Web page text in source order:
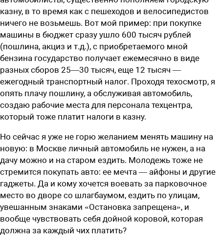
казну, в то время как с пешеходов и велосипедистов
ничего не возьмешь. Вот мой пример: при покупке
машины в бюджет сразу ушло 600 тысяч рублей
(пошлина, акциз и т.д.), с приобретаемого мной
бензина государство получает ежемесячно в виде
разных сборов ­25—30 тысяч, еще 12 тысяч —
ежегодный ­транспортный налог. Проходя ­техосмотр, я
опять плачу пошлину, а обслуживая автомобиль,
создаю рабочие места для персонала техцентра,
который тоже платит налоги в казну.
Но сейчас я уже не горю желанием менять машину на
новую: в Москве личный автомобиль не нужен, а на
дачу можно и на старом ездить. Молодежь тоже не
стремится покупать авто: ее мечта — айфоны и другие
гаджеты. Да и кому хочется воевать за парковочное
место во дворе со шлагбаумом, ездить по улицам,
увешанным знаками «Остановка запрещена», и
вообще чувствовать себя дойной коровой, которая
должна за каждый чих платить?